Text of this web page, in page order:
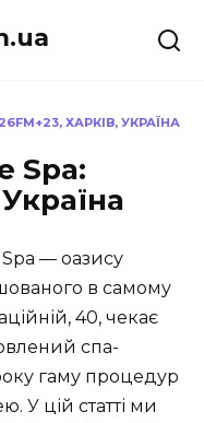
ХАРКІВ, УКРАЇНА
Spa:
— оазису
в самому
40, чекає
спа-
гаму процедур
У цій статті ми